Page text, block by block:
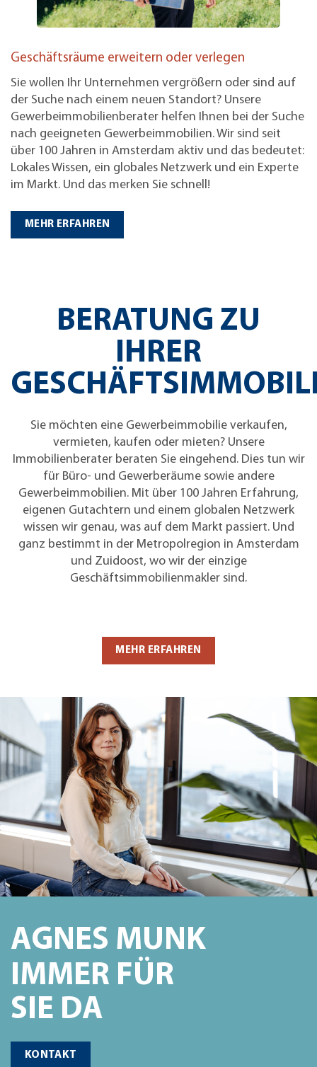
Geschäftsräume erweitern oder verlegen
Sie wollen Ihr Unternehmen vergrößern oder sind auf
der Suche nach einem neuen Standort? Unsere
Gewerbeimmobilienberater helfen Ihnen bei der Suche
nach geeigneten Gewerbeimmobilien. Wir sind seit
über 100 Jahren in Amsterdam aktiv und das bedeutet:
Lokales Wissen, ein globales Netzwerk und ein Experte
im Markt. Und das merken Sie schnell!
MEHR ERFAHREN
BERATUNG ZU
IHRER
Sie möchten eine Gewerbeimmobilie verkaufen,
vermieten, kaufen oder mieten? Unsere
Immobilienberater beraten Sie eingehend. Dies tun wir
für Büro- und Gewerberäume sowie andere
Gewerbeimmobilien. Mit über 100 Jahren Erfahrung,
eigenen Gutachtern und einem globalen Netzwerk
wissen wir genau, was auf dem Markt passiert. Und
ganz bestimmt in der Metropolregion in Amsterdam
und Zuidoost, wo wir der einzige
Geschäftsimmobilienmakler sind.
MEHR ERFAHREN
AGNES MUNK
IMMER FÜR
SIE DA
KONTAKT